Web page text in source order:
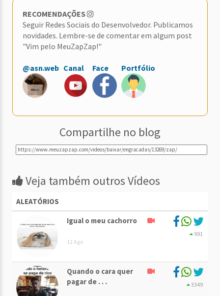
RECOMENDAÇÕES
Seguir Redes Sociais do Desenvolvedor. Publicamos
novidades. Lembre-se de comentar em algum post
"Vim pelo MeuZapZap!"
@asn.web Canal Face Portfólio
Compartilhe no blog
Veja também outros Vídeos
ALEATÓRIOS
Igual o meu cachorro
12 Ago
991
Quando o cara quer
pagar de . . .
3349